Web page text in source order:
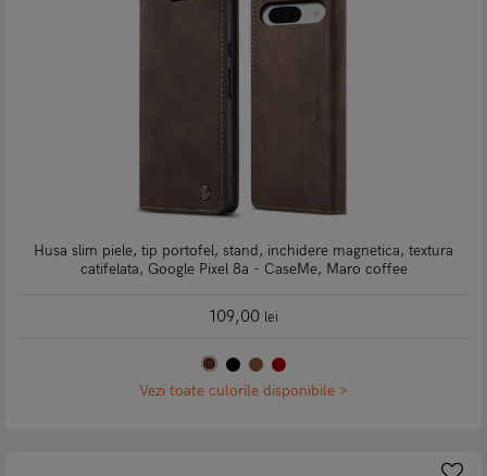
Husa slim piele, tip portofel, stand, inchidere magnetica, textura
catifelata, Google Pixel 8a - CaseMe, Maro coffee
109,00lei
Vezi toate culorile disponibile >